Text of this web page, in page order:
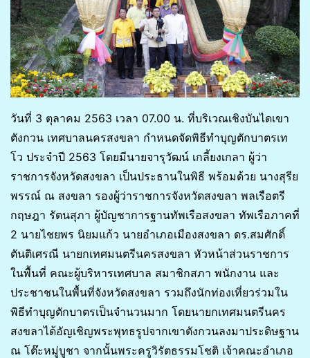
วันที่ 3 ตุลาคม 2563 เวลา 07.00 น. ที่บริเวณเชิงบันไดเขา
ตังกวน เทศบาลนครสงขลา กำหนดจัดพิธีทำบุญตักบาตรเท
โว ประจำปี 2563 โดยมีนายจารุวัฒน์ เกลี้ยงเกลา ผู้ว่า
ราชการจังหวัดสงขลา เป็นประธานในพิธี พร้อมด้วย นางสุรีย
พรรณ์ ณ สงขลา รองผู้ว่าราชการจังหวัดสงขลา พลเรือตรี
กฤษฎา รัตนสุภา ผู้บัญชาการฐานทัพเรือสงขลา ทัพเรือภาคที่
2 นายไชยพร นิยมแก้ว นายอำเภอเมืองสงขลา ดร.สมศักดิ์
ตันติเศรณี นายกเทศมนตรีนครสงขลา หัวหน้าส่วนราชการ
ในพื้นที่ คณะผู้บริหารเทศบาล สมาชิกสภา พนักงาน และ
ประชาชนในพื้นที่จังหวัดสงขลา รวมถึงนักท่องเที่ยวร่วมใน
พิธีทำบุญตักบาตรเป็นจำนวนมาก โดยนายกเทศมนตรีนคร
สงขลาได้อัญเชิญพระพุทธรูปจากเขาตังกวนลงมาประดิษฐาน
ณ โต๊ะหมู่บูชา จากนั้นพระครูวิรัตธรรมโชติ เจ้าคณะอำเภอ